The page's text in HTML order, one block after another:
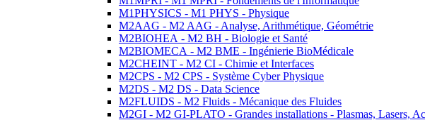
M1PHYSICS - M1 PHYS - Physique
M2AAG - M2 AAG - Analyse, Arithmétique, Géométrie
M2BIOHEA - M2 BH - Biologie et Santé
M2BIOMECA - M2 BME - Ingénierie BioMédicale
M2CHEINT - M2 CI - Chimie et Interfaces
M2CPS - M2 CPS - Système Cyber Physique
M2DS - M2 DS - Data Science
M2FLUIDS - M2 Fluids - Mécanique des Fluides
M2GI - M2 GI-PLATO - Grandes installations - Plasmas, Lasers,